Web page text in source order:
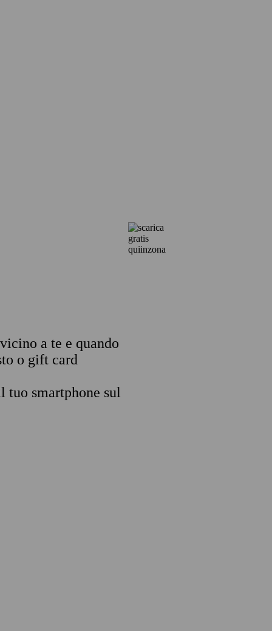
a te e quando
o gift card
tuo smartphone sul